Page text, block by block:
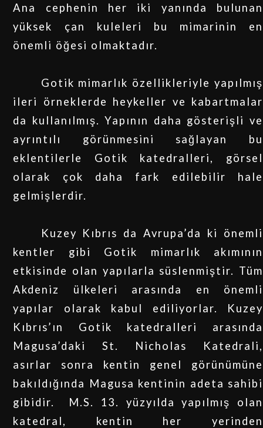
Ana cephenin her iki yanında bulunan
yüksek çan kuleleri bu mimarinin en
önemli öğesi olmaktadır.
Gotik mimarlık özellikleriyle yapılmış
ileri örneklerde heykeller ve kabartmalar
da kullanılmış. Yapının daha gösterişli ve
ayrıntılı görünmesini sağlayan bu
eklentilerle Gotik katedralleri, görsel
olarak çok daha fark edilebilir hale
gelmişlerdir.
Kuzey Kıbrıs da Avrupa’da ki önemli
kentler gibi Gotik mimarlık akımının
etkisinde olan yapılarla süslenmiştir. Tüm
Akdeniz ülkeleri arasında en önemli
yapılar olarak kabul ediliyorlar. Kuzey
Kıbrıs’ın Gotik katedralleri arasında
Magusa’daki St. Nicholas Katedrali,
asırlar sonra kentin genel görünümüne
bakıldığında Magusa kentinin adeta sahibi
gibidir. M.S. 13. yüzyılda yapılmış olan
katedral, kentin her yerinden